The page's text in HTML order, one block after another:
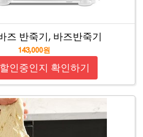
즈 반죽기, 바즈반죽기
143,000원
인중인지 확인하기